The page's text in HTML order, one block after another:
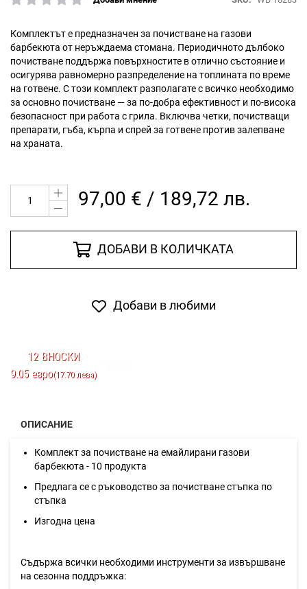
рейтинг:
Комплектът е предназначен за почистване на газови
барбекюта от неръждаема стомана. Периодичното дълбоко
почистване поддържа повърхностите в отлично състояние и
осигурява равномерно разпределение на топлината по време
на готвене. С този комплект разполагате с всичко необходимо
за основно почистване — за по-добра ефективност и по-висока
безопасност при работа с грила. Включва четки, почистващи
препарати, гъба, кърпа и спрей за готвене против залепване
на храната.
97,00 € / 189,72 лв.
ДОБАВИ В КОЛИЧКАТА
Добави в любими
12 ВНОСКИ
9.05 евро(17.70 лева)
галерия
снимки
ОПИСАНИЕ
Комплект за почистване на емайлирани газови
барбекюта - 10 продукта
Предлага се с ръководство за почистване стъпка по
стъпка
Изгодна цена
Съдържа всички необходими инструменти за извършване
на сезонна поддръжка: